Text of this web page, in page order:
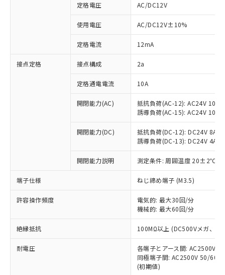
定格電圧 AC/DC12V
使用電圧 AC/DC12V±10%
定格電流 12mA
接点定格 接点構成 2a
定格通電電流 10A
開閉能力(AC)
抵抗負荷(AC-12): AC24V 10A/
誘導負荷(AC-15): AC24V
開閉能力(DC)
抵抗負荷(DC-12): DC24V 8A/
誘導負荷(DC-13): DC24V 4A/
開閉能力説明 測定条件: 周囲温度 20±2℃、
端子仕様 ねじ締め端子 (M3.5)
許容操作頻度
電気的: 最大30回/分
機械的: 最大60回/分
絶縁抵抗 100MΩ以上 (DC500Vメガ、点
耐電圧
各端子とアース間: AC2500V
同極端子間: AC2500V 50/
(初期値)
ご利用条件
以下の条件をお読みいただき、同意のうえ
ご利用ください。
本サービスは、当社制御機器事業取扱
商品の当社在庫状況および標準価格
(税抜)を提供させていただくもので
当社制御機器事業取扱商品の中には、
本サービスの対象外となる商品もある
ことをご了承ください。
在庫状況および標準価格照会結果は、
記載している更新日時点での社内デー
タに基づき作成されるものであり、閲
覧された時点での実際の在庫および標
準価格とは異なる場合があることをご
※1 対応状況
対応済み：EU RoHS指令（10物質）の
非含有に対応した製品が提供可能な商品で
す。
対応予定：EU RoHS指令（10物質）の非含
有に対応した製品に切り替える予定のある
対応予定なし：EU RoHS指令（10物質）の
非含有に非対応の商品で、対応品を出す予
定はありません。
調査・確認中：EU RoHS指令（10物質）の
非含有の対応状況を調査中または確認中の
非該当品：ライセンス料など無形物で、有
害物質有無と関係のない商品です。
仕入先様の事情により、非含有部品として
いたものが、含有品と判明した場合などや
むを得ず変更することがあります。
六価クロム(Cr(Ⅵ)) 1000ppm以下、ポリ臭化ビフェニル
類(PBB) 1000ppm以下、ポリ臭化ジフェニルエーテル類
「○」：最大均質材料含有率が中国RoHSの
基準値以下であることを示します。
「×」：最大均質材料含有率が中国RoHSの
基準値を超えていることを示します。
「－」：未確認です。当社販売部門へお問
*中国RoHS10物質の基準値 (GB/T26572)：
Pb(鉛) :1000ppm、 Hg(水銀) : 1000ppm、 Cd(カドミウ
Cr(Ⅵ)(六価クロム) : 1000ppm、 PBBs(ポリ臭化ビフェ
当社は、これら貴社製品のうち、外国
為替および外国貿易法に定める商品
（以下｢規制貨物等」という）を輸出
または国外への提供する場合は、日本
国政府の輸出許可(または役務取引許
可)を取得するなどの必要な手続きを